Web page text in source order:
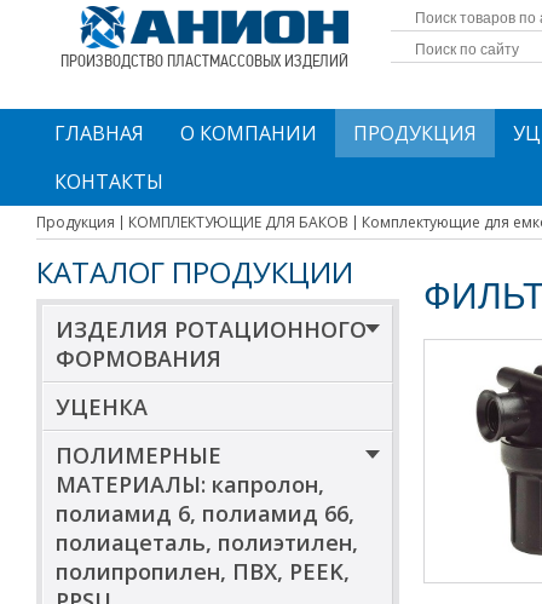
ПРОИЗВОДСТВО ПЛАСТМАССОВЫХ ИЗДЕЛИЙ
ГЛАВНАЯ О КОМПАНИИ ПРОДУКЦИЯ
КОНТАКТЫ
Продукция КОМПЛЕКТУЮЩИЕ ДЛЯ БАКОВ Комплектующие для
КАТАЛОГ ПРОДУКЦИИ
ИЗДЕЛИЯ РОТАЦИОННОГО
ФОРМОВАНИЯ
УЦЕНКА
ПОЛИМЕРНЫЕ
МАТЕРИАЛЫ: капролон,
полиамид 6, полиамид 66,
полиацеталь, полиэтилен,
полипропилен, ПВХ, PEEK,